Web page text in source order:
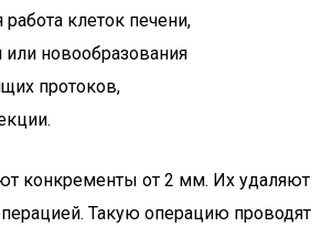
работа клеток печени,
новообразования
протоков,
конкременты от 2 мм. Их удаляют
Такую операцию проводят